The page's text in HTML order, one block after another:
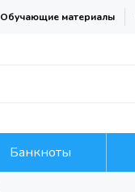
Обучающие материалы
Банкноты